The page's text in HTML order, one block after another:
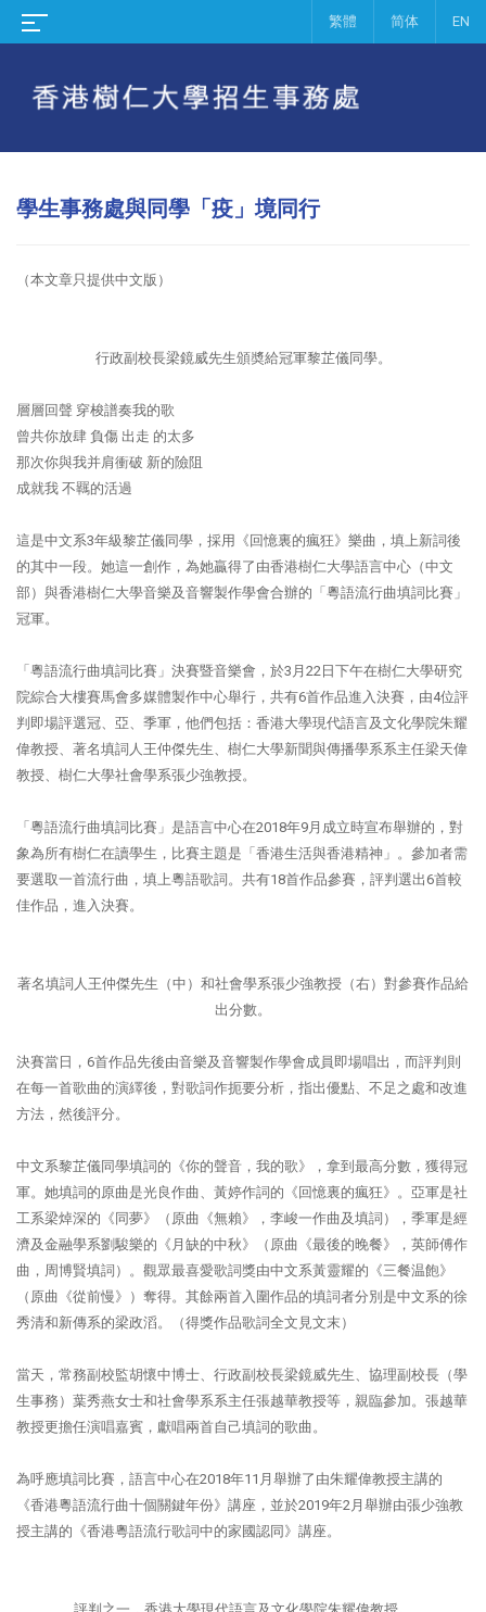
繁體 简体 EN
學生事務處與同學「疫」境同行
（本文章只提供中文版）
行政副校長梁鏡威先生頒奬給冠軍黎芷儀同學。
層層回聲 穿梭譜奏我的歌
曾共你放肆 負傷 出走 的太多
那次你與我并肩衝破 新的險阻
成就我 不羈的活過
這是中文系3年級黎芷儀同學，採用《回憶裏的瘋狂》樂曲，填上新詞後
的其中一段。她這一創作，為她贏得了由香港樹仁大學語言中心（中文
部）與香港樹仁大學音樂及音響製作學會合辦的「粵語流行曲填詞比賽」
冠軍。
「粵語流行曲填詞比賽」決賽暨音樂會，於3月22日下午在樹仁大學研究
院綜合大樓賽馬會多媒體製作中心舉行，共有6首作品進入決賽，由4位評
判即場評選冠、亞、季軍，他們包括：香港大學現代語言及文化學院朱耀
偉教授、著名填詞人王仲傑先生、樹仁大學新聞與傳播學系系主任梁天偉
教授、樹仁大學社會學系張少強教授。
「粵語流行曲填詞比賽」是語言中心在2018年9月成立時宣布舉辦的，對
象為所有樹仁在讀學生，比賽主題是「香港生活與香港精神」。參加者需
要選取一首流行曲，填上粵語歌詞。共有18首作品參賽，評判選出6首較
佳作品，進入決賽。
著名填詞人王仲傑先生（中）和社會學系張少強教授（右）對參賽作品給
出分數。
決賽當日，6首作品先後由音樂及音響製作學會成員即場唱出，而評判則
在每一首歌曲的演繹後，對歌詞作扼要分析，指出優點、不足之處和改進
方法，然後評分。
中文系黎芷儀同學填詞的《你的聲音，我的歌》，拿到最高分數，獲得冠
軍。她填詞的原曲是光良作曲、黃婷作詞的《回憶裏的瘋狂》。亞軍是社
工系梁焯深的《同夢》（原曲《無賴》，李峻一作曲及填詞），季軍是經
濟及金融學系劉駿樂的《月缺的中秋》（原曲《最後的晚餐》，英師傅作
曲，周博賢填詞）。觀眾最喜愛歌詞獎由中文系黃靈耀的《三餐温飽》
（原曲《從前慢》）奪得。其餘兩首入圍作品的填詞者分別是中文系的徐
秀清和新傳系的梁政滔。（得獎作品歌詞全文見文末）
當天，常務副校監胡懷中博士、行政副校長梁鏡威先生、協理副校長（學
生事務）葉秀燕女士和社會學系系主任張越華教授等，親臨參加。張越華
教授更擔任演唱嘉賓，獻唱兩首自己填詞的歌曲。
為呼應填詞比賽，語言中心在2018年11月舉辦了由朱耀偉教授主講的
《香港粵語流行曲十個關鍵年份》講座，並於2019年2月舉辦由張少強教
授主講的《香港粵語流行歌詞中的家國認同》講座。